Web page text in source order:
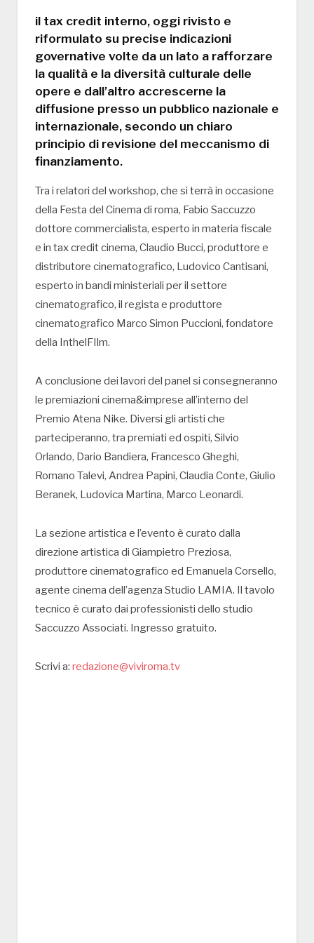
il tax credit interno, oggi rivisto e
riformulato su precise indicazioni
governative volte da un lato a rafforzare
la qualità e la diversità culturale delle
opere e dall’altro accrescerne la
diffusione presso un pubblico nazionale e
internazionale, secondo un chiaro
principio di revisione del meccanismo di
finanziamento.
Tra i relatori del workshop, che si terrà in occasione
della Festa del Cinema di roma, Fabio Saccuzzo
dottore commercialista, esperto in materia fiscale
e in tax credit cinema, Claudio Bucci, produttore e
distributore cinematografico, Ludovico Cantisani,
esperto in bandi ministeriali per il settore
cinematografico, il regista e produttore
cinematografico Marco Simon Puccioni, fondatore
della InthelFIlm.
A conclusione dei lavori del panel si consegneranno
le premiazioni cinema&imprese all’interno del
Premio Atena Nike. Diversi gli artisti che
parteciperanno, tra premiati ed ospiti, Silvio
Orlando, Dario Bandiera, Francesco Gheghi,
Romano Talevi, Andrea Papini, Claudia Conte, Giulio
Beranek, Ludovica Martina, Marco Leonardi.
La sezione artistica e l’evento è curato dalla
direzione artistica di Giampietro Preziosa,
produttore cinematografico ed Emanuela Corsello,
agente cinema dell’agenza Studio LAMIA. Il tavolo
tecnico è curato dai professionisti dello studio
Saccuzzo Associati. Ingresso gratuito.
Scrivi a: redazione@viviroma.tv